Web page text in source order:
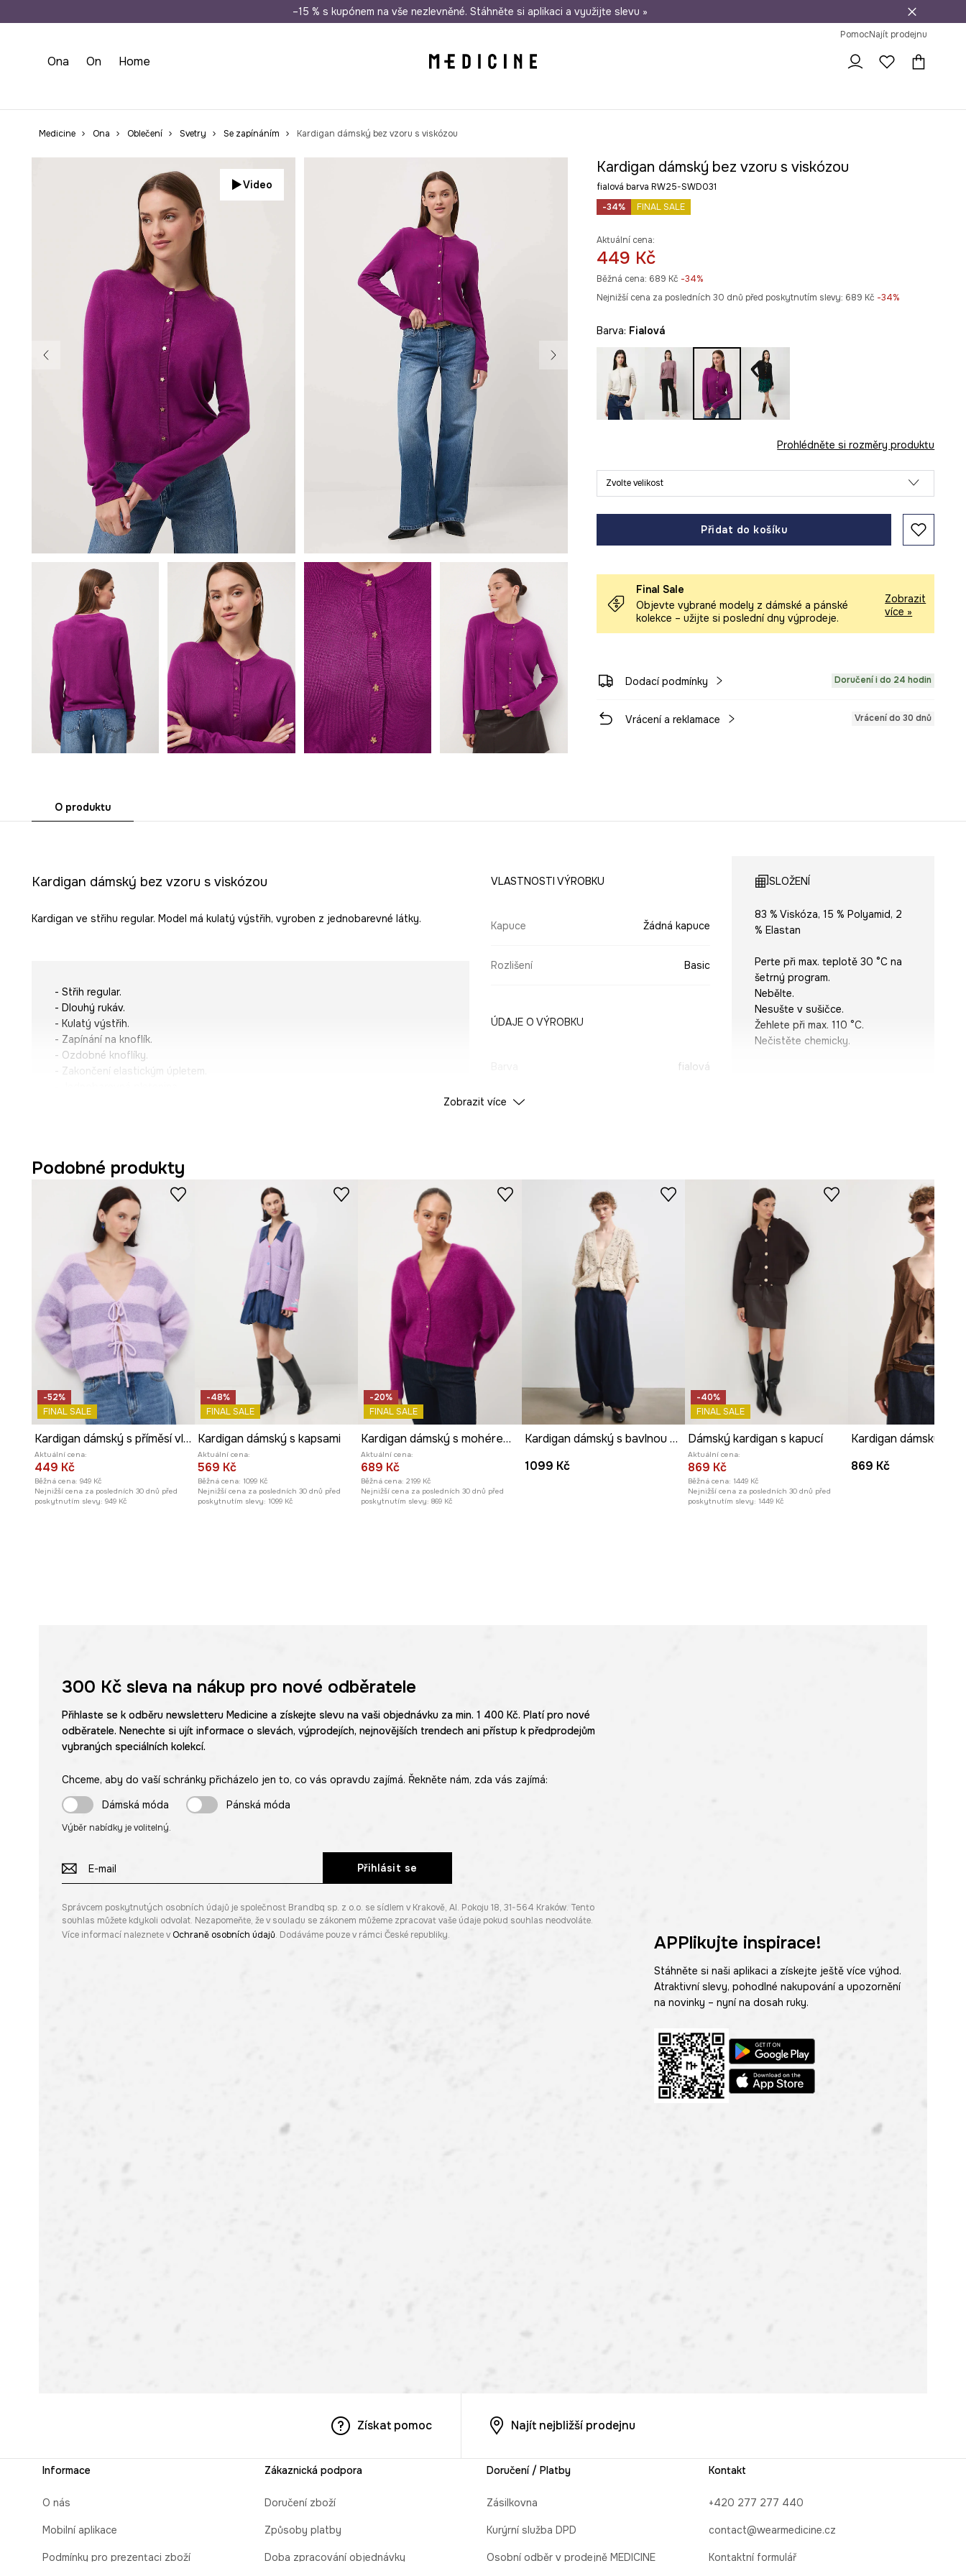
Doprava zdarma při nákupu nad 1 200 Kč Odeslání i do 24 hodin 30 dní na vrácení zboží
–15 % s kupónem na vše nezlevněné. Stáhněte si aplikaci a využijte slevu »
PomocNajít prodejnu
Ona On Home
Medicine Ona Oblečení Svetry Se zapínáním Kardigan dámský bez vzoru s viskózou
Video
Kardigan dámský bez vzoru s viskózou
fialová barva RW25-SWD031
-34%
FINAL SALE
Aktuální cena:
449 Kč
Běžná cena: 689 Kč -34%
Nejnižší cena za posledních 30 dnů před poskytnutím slevy: 689 Kč -34%
Barva: fialová
Prohlédněte si rozměry produktu
Zvolte velikost
Přidat do košíku
Final Sale
Objevte vybrané modely z dámské a pánské
kolekce – užijte si poslední dny výprodeje.
Zobrazit
více »
Dodací podmínky Doručení i do 24 hodin
Vrácení a reklamace Vrácení do 30 dnů
O produktu
Kardigan dámský bez vzoru s viskózou
Kardigan ve střihu regular. Model má kulatý výstřih, vyroben z jednobarevné látky.
- Střih regular.
- Dlouhý rukáv.
- Kulatý výstřih.
- Zapínání na knoflík.
- Ozdobné knoflíky.
- Zakončení elastickým úpletem.
VLASTNOSTI VÝROBKU
Kapuce Žádná kapuce
Rozlišení Basic
ÚDAJE O VÝROBKU
fialová
ID produktu
SLOŽENÍ
83 % Viskóza, 15 % Polyamid, 2
% Elastan
Perte při max. teplotě 30 °C na
šetrný program.
Nebělte.
Nesušte v sušičce.
Žehlete při max. 110 °C.
Nečistěte chemicky.
ROZMĚRY
Modelka na fotografii je vysoká
175 cm a má na sebe velikost S
Prohlédněte si rozměry
Zobrazit více
Podobné produkty
-52%
FINAL SALE
Kardigan dámský s příměsí vlny
Aktuální cena:
449 Kč
Běžná cena: 949 Kč
Nejnižší cena za posledních 30 dnů před
poskytnutím slevy: 949 Kč
-48%
FINAL SALE
Kardigan dámský s kapsami
Aktuální cena:
569 Kč
Běžná cena: 1099 Kč
Nejnižší cena za posledních 30 dnů před
poskytnutím slevy: 1099 Kč
-20%
FINAL SALE
Kardigan dámský s mohérem a vlnou
Aktuální cena:
689 Kč
Běžná cena: 2199 Kč
Nejnižší cena za posledních 30 dnů před
poskytnutím slevy: 869 Kč
Kardigan dámský s bavlnou ažurový
1099 Kč
-40%
FINAL SALE
Dámský kardigan s kapucí
Aktuální cena:
869 Kč
Běžná cena: 1449 Kč
Nejnižší cena za posledních 30 dnů před
poskytnutím slevy: 1449 Kč
869 Kč
300 Kčsleva na nákup pro nové odběratele
Přihlaste se k odběru newsletteru Medicine a získejte slevu na vaši objednávku za min. 1 400 Kč. Platí pro nové
odběratele. Nenechte si ujít informace o slevách, výprodejích, nejnovějších trendech ani přístup k předprodejům
vybraných speciálních kolekcí.
Chceme, aby do vaší schránky přicházelo jen to, co vás opravdu zajímá. Řekněte nám, zda vás zajímá:
Dámská móda
Pánská móda
Výběr nabídky je volitelný.
Přihlásit se
Správcem poskytnutých osobních údajů je společnost Brandbq sp. z o.o. se sídlem v Krakově, Al. Pokoju 18, 31-564 Kraków. Tento
souhlas můžete kdykoli odvolat. Nezapomeňte, že v souladu se zákonem můžeme zpracovat vaše údaje pokud souhlas neodvoláte.
Více informací naleznete v Ochraně osobních údajů. Dodáváme pouze v rámci České republiky. APPlikujte inspirace!
Stáhněte si naši aplikaci a získejte ještě více výhod.
Atraktivní slevy, pohodlné nakupování a upozornění
na novinky – nyní na dosah ruky.
Získat pomoc Najít nejbližší prodejnu
Informace
O nás
Mobilní aplikace
Podmínky pro prezentaci zboží
Zákaznická podpora
Doručení zboží
Způsoby platby
Doba zpracování objednávky
Doručení / Platby
Zásilkovna
Kurýrní služba DPD
Osobní odběr v prodejně MEDICINE
Kontakt
+420 277 277 440
contact@wearmedicine.cz
Kontaktní formulář